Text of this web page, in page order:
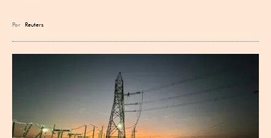
Por Reuters